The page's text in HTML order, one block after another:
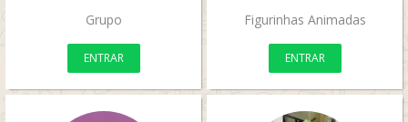
Grupo
ENTRAR
Figurinhas Animadas
ENTRAR